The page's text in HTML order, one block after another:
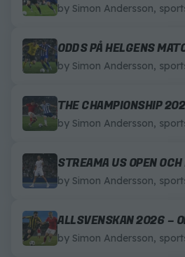
by Simon Andersson,
ODDS PÅ HELGENS
by Simon Andersson,
THE CHAMPIONSHIP
by Simon Andersson,
STREAMA US OPEN
by Simon Andersson,
ALLSVENSKAN 2026 –
by Simon Andersson,